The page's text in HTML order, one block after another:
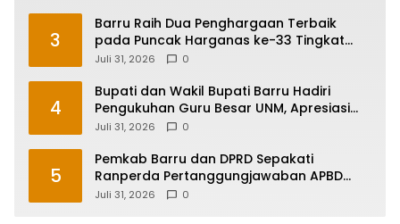
3
Barru Raih Dua Penghargaan Terbaik
pada Puncak Harganas ke-33 Tingkat
Sulawesi Selatan
Juli 31, 2026 0
4
Bupati dan Wakil Bupati Barru Hadiri
Pengukuhan Guru Besar UNM, Apresiasi
Capaian Prof. Kamaruddin Hasan
Juli 31, 2026 0
5
Pemkab Barru dan DPRD Sepakati
Ranperda Pertanggungjawaban APBD
2025, Perkuat Komitmen Tata Kelola dan
Juli 31, 2026 0